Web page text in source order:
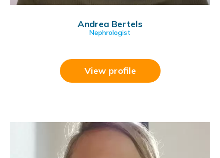
Andrea Bertels
Nephrologist
View profile